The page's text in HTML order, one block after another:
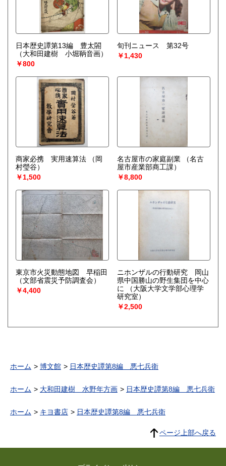
日本歴史譚第13編 豊太閤
（大和田建樹 小堀鞆音画）
￥800
旬刊ニュース 第32号
￥1,430
商家必携 実用速算法
（岡
村瑩谷）
￥1,500
名古屋市の家庭副業
（名古
屋市産業部商工課）
￥8,800
東京市火災動態地図 早稲田
（文部省震災予防調査会）
￥4,400
ニホンザルの行動研究 岡山
県中国勝山の野生集団を中心
に
（大阪大学文学部心理学
研究室）
￥2,500
ホーム 博文館 日本歴史譚第8編 悪七兵衛
ホーム 大和田建樹 水野年方画 日本歴史譚第8編 悪七兵衛
ホーム キヨ書店 日本歴史譚第8編 悪七兵衛
ページ上部へ戻る